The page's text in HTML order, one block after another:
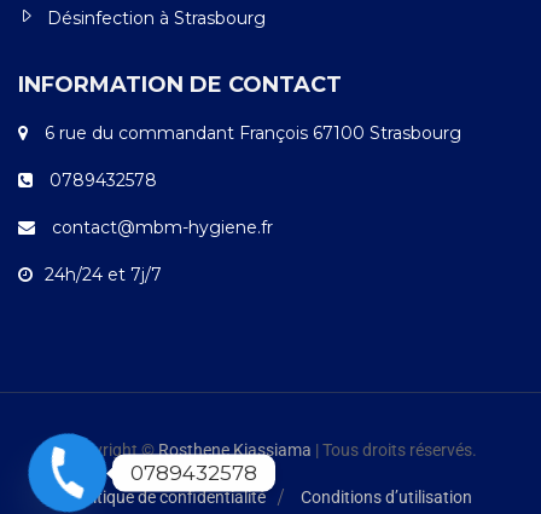
Désinfection à Strasbourg
INFORMATION DE CONTACT
6 rue du commandant François 67100 Strasbourg
0789432578
contact@mbm-hygiene.fr
24h/24 et 7j/7
Copyright ©Rosthene Kiassiama | Tous droits réservés.
Politique de confidentialité Conditions d’utilisation
0789432578